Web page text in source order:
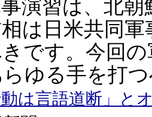
演習は、北
は日米共同
です。今回
ゆる手を打
動は言語道断」